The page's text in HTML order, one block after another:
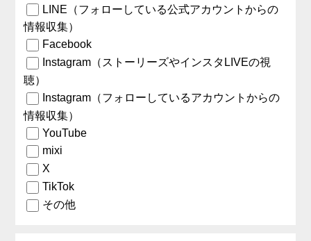
LINE（フォローしている公式アカウントからの
情報収集）
Facebook
Instagram（ストーリーズやインスタLIVEの視
聴）
Instagram（フォローしているアカウントからの
情報収集）
YouTube
mixi
X
TikTok
その他